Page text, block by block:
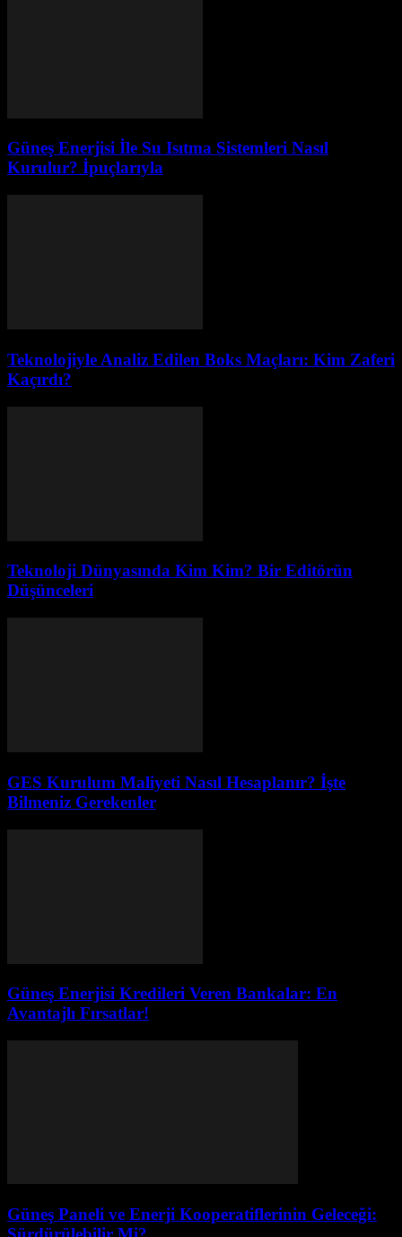
Güneş Enerjisi İle Su Isıtma Sistemleri Nasıl
Kurulur? İpuçlarıyla
Teknolojiyle Analiz Edilen Boks Maçları: Kim Zaferi
Kaçırdı?
Teknoloji Dünyasında Kim Kim? Bir Editörün
Düşünceleri
GES Kurulum Maliyeti Nasıl Hesaplanır? İşte
Bilmeniz Gerekenler
Güneş Enerjisi Kredileri Veren Bankalar: En
Avantajlı Fırsatlar!
Güneş Paneli ve Enerji Kooperatiflerinin Geleceği: